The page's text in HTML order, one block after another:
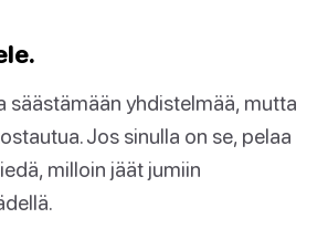
säästämään yhdistelmää, mutta
Jos sinulla on se, pelaa
milloin jäät jumiin